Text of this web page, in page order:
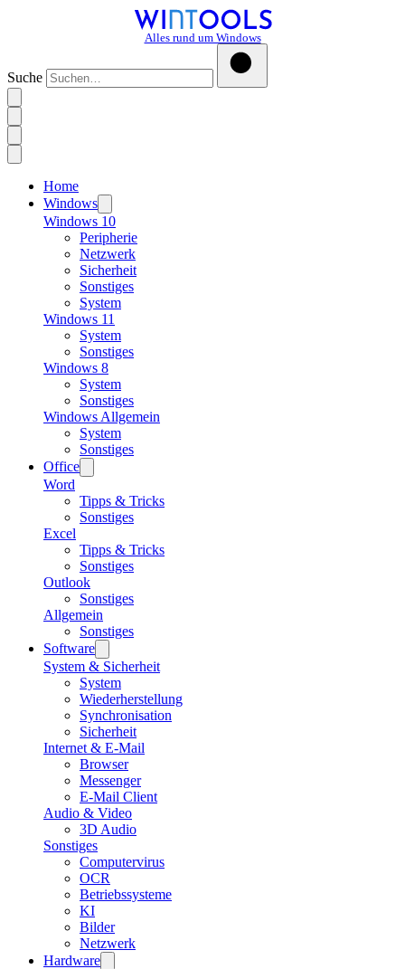
Alles rund um Windows
Suche
Home
Windows
Windows 10
Peripherie
Netzwerk
Sicherheit
Sonstiges
System
Windows 11
System
Sonstiges
Windows 8
System
Sonstiges
Windows Allgemein
System
Sonstiges
Office
Word
Tipps & Tricks
Sonstiges
Excel
Tipps & Tricks
Sonstiges
Outlook
Sonstiges
Allgemein
Sonstiges
Software
System & Sicherheit
System
Wiederherstellung
Synchronisation
Sicherheit
Internet & E-Mail
Browser
Messenger
E-Mail Client
Audio & Video
3D Audio
Sonstiges
Computervirus
OCR
Betriebssysteme
KI
Bilder
Netzwerk
Hardware